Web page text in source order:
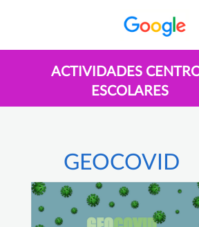
ACTIVIDADES
ESCOLARES
GEOCOVID